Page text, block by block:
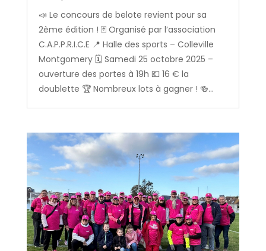
📣 Le concours de belote revient pour sa
2ème édition ! 🃏 Organisé par l’association
C.A.P.P.R.I.C.E 📍 Halle des sports – Colleville
Montgomery 🗓️ Samedi 25 octobre 2025 –
ouverture des portes à 19h 💶 16 € la
doublette 🏆 Nombreux lots à gagner ! 🍻...